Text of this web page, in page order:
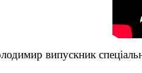
випускник